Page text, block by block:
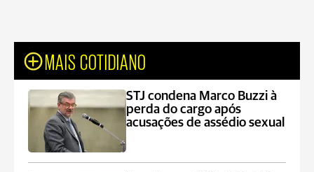
MAIS COTIDIANO
STJ condena Marco Buzzi à
perda do cargo após
acusações de assédio sexual